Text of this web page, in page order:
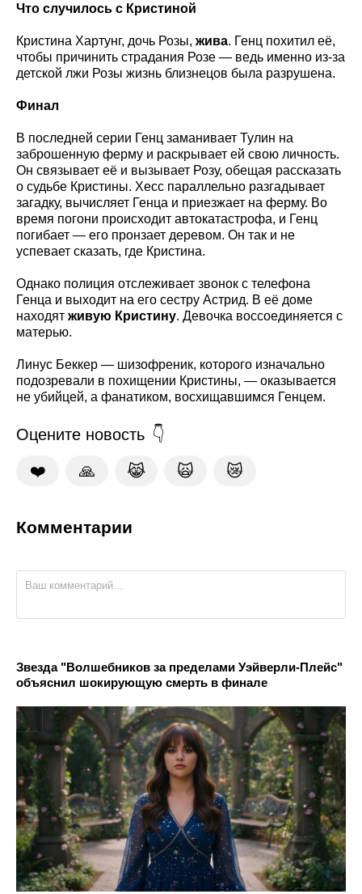
Что случилось с Кристиной
Кристина Хартунг, дочь Розы, жива. Генц похитил её,
чтобы причинить страдания Розе — ведь именно из-за
детской лжи Розы жизнь близнецов была разрушена.
Финал
В последней серии Генц заманивает Тулин на
заброшенную ферму и раскрывает ей свою личность.
Он связывает её и вызывает Розу, обещая рассказать
о судьбе Кристины. Хесс параллельно разгадывает
загадку, вычисляет Генца и приезжает на ферму. Во
время погони происходит автокатастрофа, и Генц
погибает — его пронзает деревом. Он так и не
успевает сказать, где Кристина.
Однако полиция отслеживает звонок с телефона
Генца и выходит на его сестру Астрид. В её доме
находят живую Кристину. Девочка воссоединяется с
матерью.
Линус Беккер — шизофреник, которого изначально
подозревали в похищении Кристины, — оказывается
не убийцей, а фанатиком, восхищавшимся Генцем.
Оцените новость
❤️ 🙏 😹 🙀 😿
Комментарии
Звезда "Волшебников за пределами Уэйверли-Плейс"
объяснил шокирующую смерть в финале